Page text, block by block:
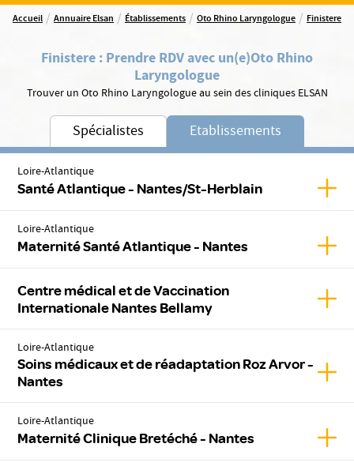
Accueil / Annuaire Elsan / Établissements / Oto Rhino Laryngologue / Finistere
Finistere : Prendre RDV avec un(e)Oto Rhino
Laryngologue
Trouver un Oto Rhino Laryngologue au sein des cliniques ELSAN
Spécialistes Etablissements
Loire-Atlantique
Santé Atlantique - Nantes/St-Herblain
Loire-Atlantique
Maternité Santé Atlantique - Nantes
Centre médical et de Vaccination
Internationale Nantes Bellamy
Loire-Atlantique
Soins médicaux et de réadaptation Roz Arvor -
Nantes
Loire-Atlantique
Maternité Clinique Bretéché - Nantes